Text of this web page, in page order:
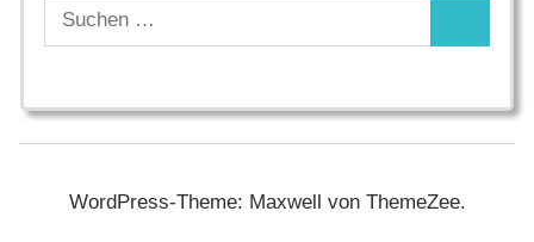
Suchen
nach:
WordPress-Theme: Maxwell von ThemeZee.